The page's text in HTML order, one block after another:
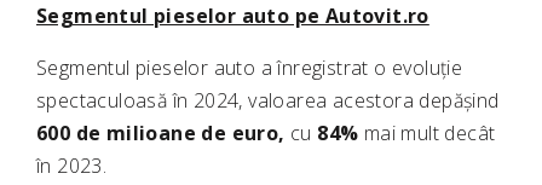
Segmentul pieselor auto pe Autovit.ro
Segmentul pieselor auto a înregistrat o evoluție
spectaculoasă în 2024, valoarea acestora depășind
600 de milioane de euro, cu 84% mai mult decât
în 2023.